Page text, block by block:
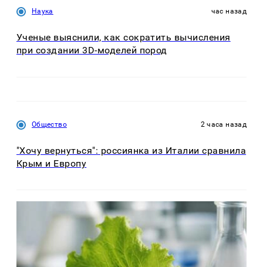
Наука час назад
Ученые выяснили, как сократить вычисления
при создании 3D-моделей пород
Общество 2 часа назад
"Хочу вернуться": россиянка из Италии сравнила
Крым и Европу